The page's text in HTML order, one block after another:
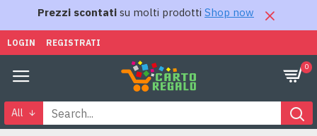
Prezzi scontati su molti prodotti Shop now
LOGIN REGISTRATI
0
All